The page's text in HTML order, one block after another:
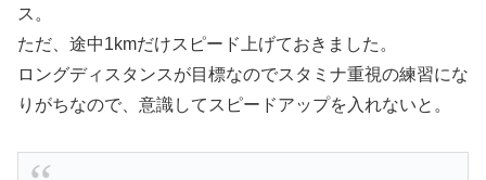
ス。
ただ、途中1kmだけスピード上げておきました。
ロングディスタンスが目標なのでスタミナ重視の練習にな
りがちなので、意識してスピードアップを入れないと。